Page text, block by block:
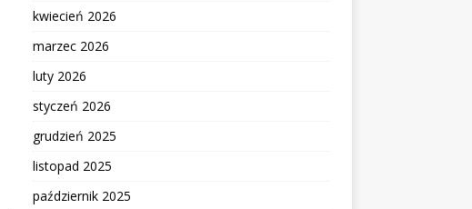
kwiecień 2026
marzec 2026
luty 2026
styczeń 2026
grudzień 2025
listopad 2025
październik 2025